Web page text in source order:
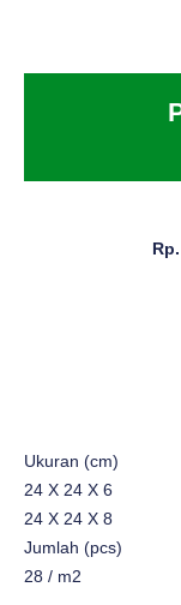
Rp.
Ukuran (cm)
24 X 24 X 6
24 X 24 X 8
Jumlah (pcs)
28 / m2